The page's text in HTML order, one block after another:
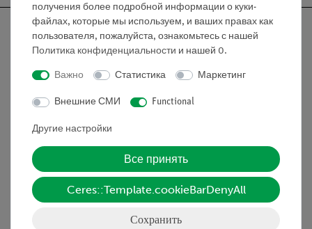
Nach oben
Контактное лицо
Условия сотрудничества
Декларация о конфиденциальности
получения более подробной информации о куки-
файлах, которые мы используем, и ваших правах как
пользователя, пожалуйста, ознакомьтесь с нашей
Политика конфиденциальности и нашей 0.
Важно Статистика Маркетинг
Внешние СМИ Functional
Другие настройки
Все принять
Ceres::Template.cookieBarDenyAll
Сохранить